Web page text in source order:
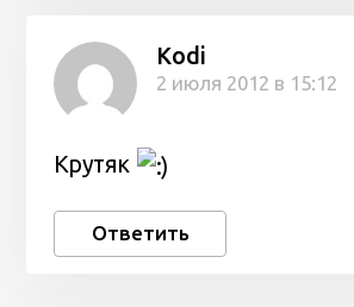
Kodi
2 июля 2012 в 15:12
Крутяк
Ответить